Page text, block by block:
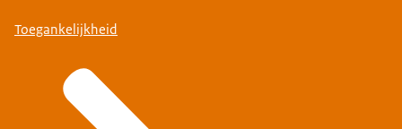
Toegankelijkheid